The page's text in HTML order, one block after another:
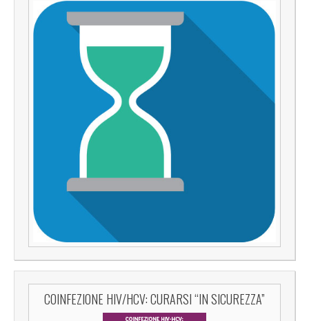
COINFEZIONE HIV/HCV: CURARSI “IN SICUREZZA”